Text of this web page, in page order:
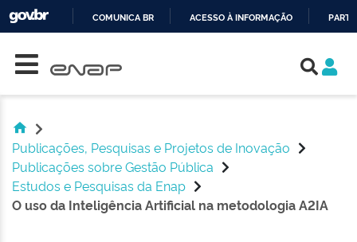
COMUNICA BR ACESSO À INFORMAÇÃO
Publicações, Pesquisas e Projetos de Inovação
Publicações sobre Gestão Pública
Estudos e Pesquisas da Enap
O uso da Inteligência Artificial na metodologia A2IA